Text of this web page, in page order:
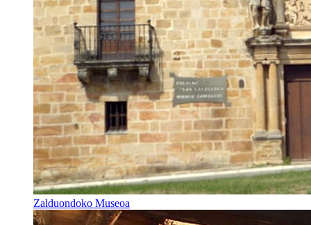
Zalduondoko Museoa